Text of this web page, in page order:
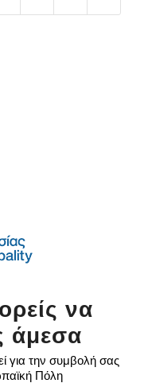
να
άμεσα
για την συμβολή σας
Πόλη